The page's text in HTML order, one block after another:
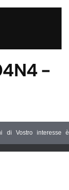
-
di Vostro interesse